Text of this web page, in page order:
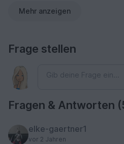
und liegen kann die
Herumtragen durch
Mehr anzeigen
Frage stellen
Fragen & Antworten
elke-gaertner1
vor 2 Jahren